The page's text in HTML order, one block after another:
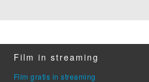
Film in streaming
Film gratis in streaming